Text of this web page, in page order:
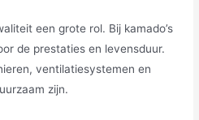
een grote rol. Bij kamado’s
de prestaties en levensduur.
ventilatiesystemen en
zijn.